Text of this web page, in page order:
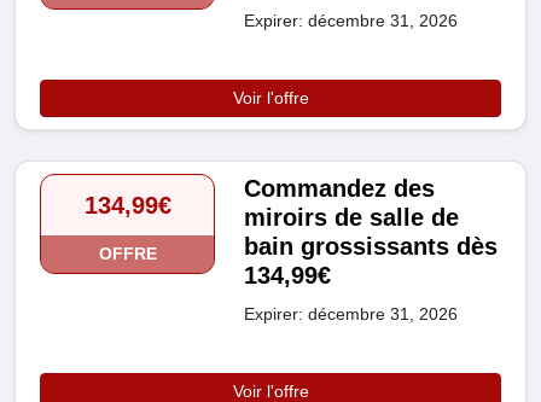
Expirer: décembre 31, 2026
Voir l'offre
134,99€
OFFRE
Commandez des
miroirs de salle de
bain grossissants dès
134,99€
Expirer: décembre 31, 2026
Voir l'offre